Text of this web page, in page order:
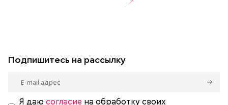
Подпишитесь на рассылку
Я даю согласие на обработку своих